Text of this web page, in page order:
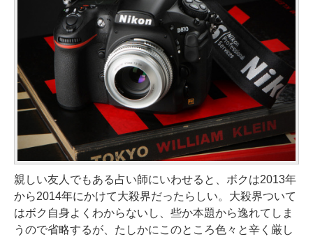
親しい友人でもある占い師にいわせると、ボクは2013年
から2014年にかけて大殺界だったらしい。大殺界ついて
はボク自身よくわからないし、些か本題から逸れてしま
うので省略するが、たしかにこのところ色々と辛く厳し